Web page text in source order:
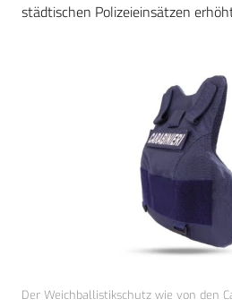
städtischen Polizeieinsätzen
Der Weichballistikschutz wie von den